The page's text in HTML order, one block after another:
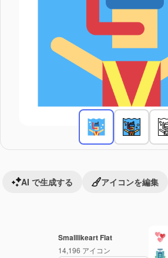
Smalllikeart Flat
14,196 アイコン
AI で生成する アイコンを編集